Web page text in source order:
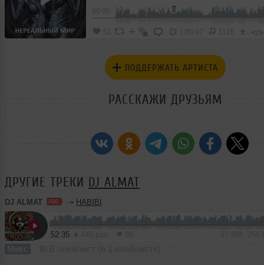
Techno
51 1:00:07 1126 </>
ПОДДЕРЖАТЬ АРТИСТА
РАССКАЖИ ДРУЗЬЯМ
ДРУГИЕ ТРЕКИ DJ ALMAT
DJ ALMAT ➝ HABIBI
52:35
Микс